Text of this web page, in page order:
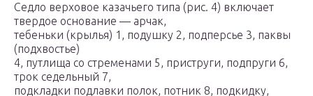
Седло верховое казачьего типа (рис. 4) включает
твердое основание — арчак,
тебеньки (крылья) 1, подушку 2, подперсье 3, паквы
(подхвостье)
4, путлища со стременами 5, приструги, подпруги 6,
трок седельный 7,
подкладки подлавки полок, потник 8, подкидку,